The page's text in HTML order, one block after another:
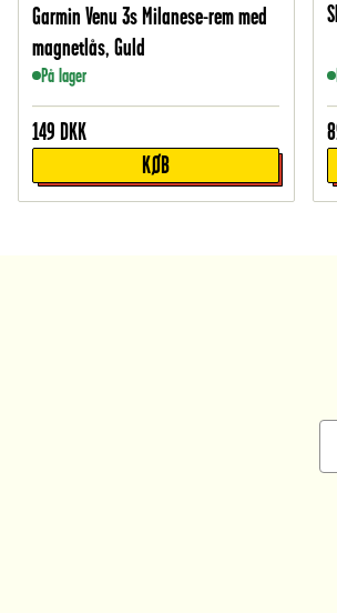
Garmin Venu 3s Milanese-rem med
magnetlås, Guld
På lager
149 DKK
KØB